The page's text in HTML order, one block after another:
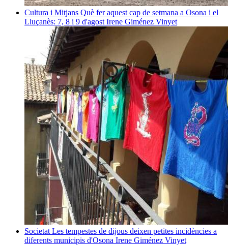
Cultura i Mitjans Què fer aquest cap de setmana a Osona i el
Lluçanès: 7, 8 i 9 d'agost Irene Giménez Vinyet
Societat Les tempestes de dijous deixen petites incidències a
diferents municipis d'Osona Irene Giménez Vinyet